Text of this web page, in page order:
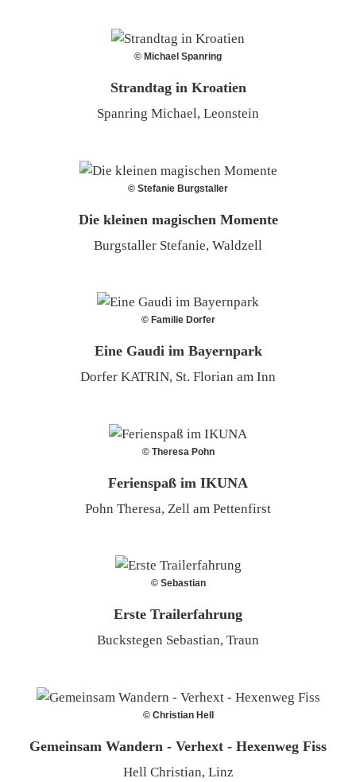
© Michael Spanring
Strandtag in Kroatien
Spanring Michael, Leonstein
© Stefanie Burgstaller
Die kleinen magischen Momente
Burgstaller Stefanie, Waldzell
© Familie Dorfer
Eine Gaudi im Bayernpark
Dorfer KATRIN, St. Florian am Inn
© Theresa Pohn
Ferienspaß im IKUNA
Pohn Theresa, Zell am Pettenfirst
© Sebastian
Erste Trailerfahrung
Buckstegen Sebastian, Traun
© Christian Hell
Gemeinsam Wandern - Verhext - Hexenweg Fiss
Hell Christian, Linz